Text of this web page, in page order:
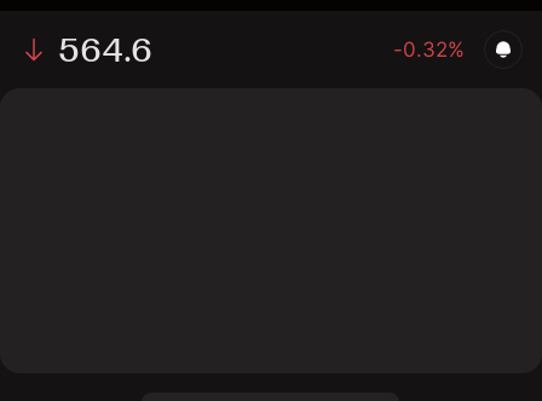
564.6 -0.32%